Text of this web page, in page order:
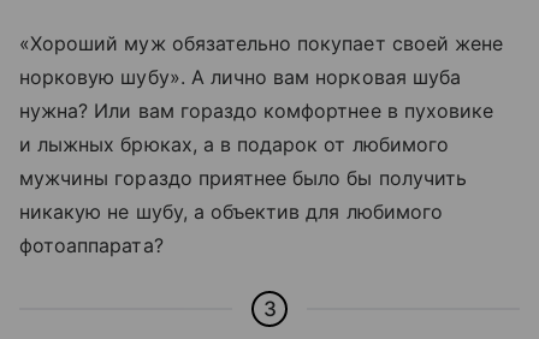
«Хороший муж обязательно покупает своей жене
норковую шубу». А лично вам норковая шуба
нужна? Или вам гораздо комфортнее в пуховике
и лыжных брюках, а в подарок от любимого
мужчины гораздо приятнее было бы получить
никакую не шубу, а объектив для любимого
фотоаппарата?
3